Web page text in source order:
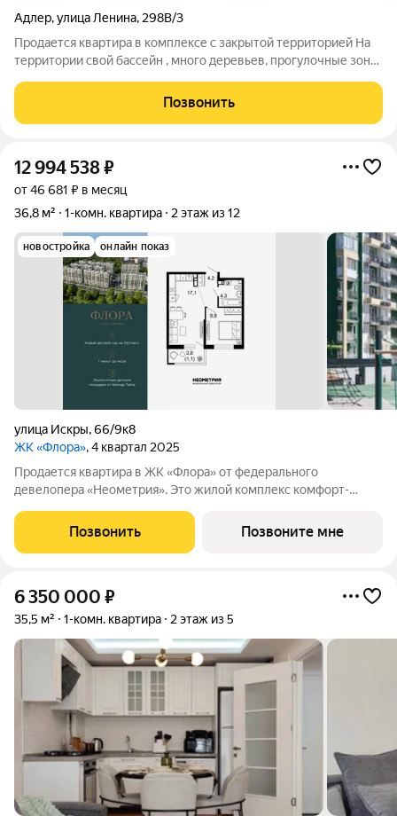
Адлер,улица Ленина, 298В/3
Продается квартира в комплексе с закрытой территорией На
территории свой бассейн , много деревьев, прогулочные зоны
для комфортного проживания так и для сдачи в аренду
Позвонить
12 994 538₽
от 46 681 ₽ в месяц
36,8 м²
1-комн. квартира 2 этаж из 12
новостройка онлайн показ
улица Искры,66/9к8
ЖК «Флора», 4 квартал 2025
Продается квартира в ЖК «Флора» от федерального
девелопера «Неометрия». Это жилой комплекс комфорт-
постарались максимально сохранить окружающую флору и
фауну. Теплое море, горы, целебные
Позвонить Позвоните мне
6 350 000 ₽
35,5 м² 1-комн. квартира 2 этаж из 5